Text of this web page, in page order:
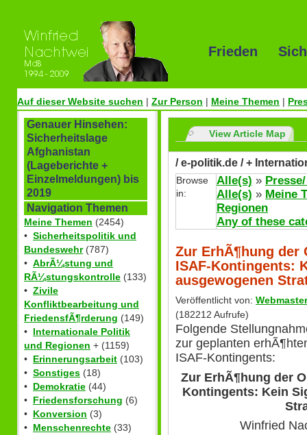
Frieden
Auf dieser Website suchen | Zur Person | Meine Themen |
Genauer Hinsehen:
Sicherheitslage
Afghanistan
(Lageberichte +
Einzelmeldungen) bis
2019
Navigation Themen
Meine Themen (2454)
• Sicherheitspolitik und
Bundeswehr(787)
• AbrÃ¼stung und
RÃ¼stungskontrolle (133)
• Zivile
Konfliktbearbeitung und
FriedensfÃ¶rderung (149)
• Internationale Politik
und Regionen + (1159)
• Erinnerungsarbeit (103)
• Sonstiges (18)
• Demokratie (44)
• Friedensforschung (6)
• Konversion (3)
• Menschenrechte (33)
View Article Map
/ e-politik.de / +
Browse
in:
Alle(s) »
Alle(s) » Meine
Regionen
Any of these
Zur ErhÃ¶hung der
ISAF-Kontingents:
ausgewogenen
Veröffentlicht von: Webmaster
(182212 Aufrufe)
Folgende
zur geplanten
ISAF-Kontingents:
Zur ErhÃ¶hung der
Kontingents: Kein
Winfried